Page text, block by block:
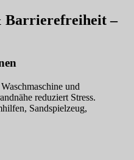
Barrierefreiheit –
und
reduziert Stress.
Sandspielzeug,